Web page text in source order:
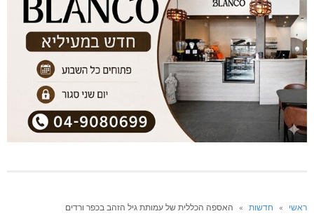
ראשי » חדשות » האספה הכללית של עמותת גיל הזהב בכפר ורדים